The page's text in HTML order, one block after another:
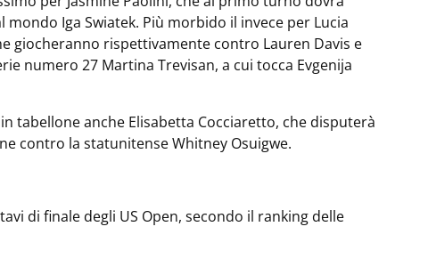
mondo Iga Swiatek. Più morbido il invece per Lucia
giocheranno rispettivamente contro Lauren Davis e
numero 27 Martina Trevisan, a cui tocca Evgenija
tabellone anche Elisabetta Cocciaretto, che disputerà
contro la statunitense Whitney Osuigwe.
di finale degli US Open, secondo il ranking delle